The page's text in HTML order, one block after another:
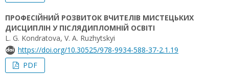
ПРОФЕСІЙНИЙ РОЗВИТОК ВЧИТЕЛІВ МИСТЕЦЬКИХ
ДИСЦИПЛІН У ПІСЛЯДИПЛОМНІЙ ОСВІТІ
L. G. Kondratova, V. A. Ruzhytskyi
https://doi.org/10.30525/978-9934-588-37-2.1.19
PDF